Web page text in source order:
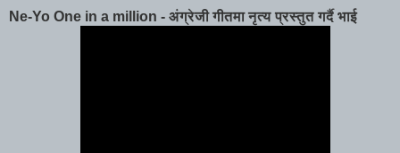
Ne-Yo One in a million - अंग्रेजी गीतमा नृत्य प्रस्तुत गर्दै भाई